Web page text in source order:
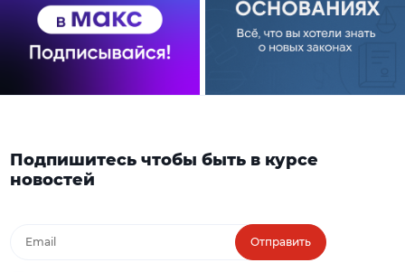
Подпишитесь чтобы быть в курсе
новостей
Отправить